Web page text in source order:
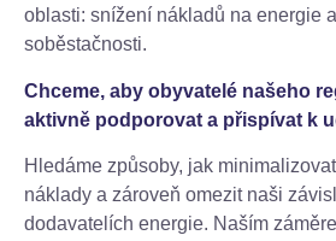
oblasti: snížení nákladů na energie
soběstačnosti.
Chceme, aby obyvatelé našeho
aktivně podporovat a přispívat k
Hledáme způsoby, jak
náklady a zároveň omezit naši
dodavatelích energie. Naším